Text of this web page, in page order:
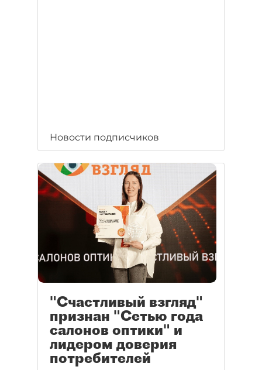
Новости подписчиков
"Счастливый взгляд"
признан "Сетью года
салонов оптики" и
лидером доверия
потребителей